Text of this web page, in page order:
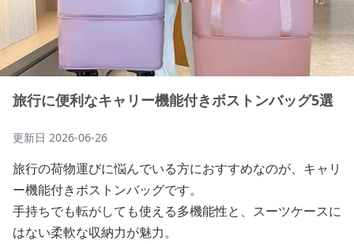
旅行に便利なキャリー機能付きボストンバッグ5選
更新日 2026-06-26
旅行の荷物運びに悩んでいる方におすすめなのが、キャリ
ー機能付きボストンバッグです。
手持ちでも転がしても使える多機能性と、スーツケースに
はない柔軟な収納力が魅力。